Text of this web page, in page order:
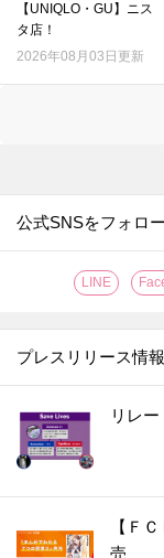
【UNIQLO・GU】ニス
タ店！
2026年08月03日更新
公式SNSをフォロ
LINE
プレスリリース情報
リレ
【Ｆ
売